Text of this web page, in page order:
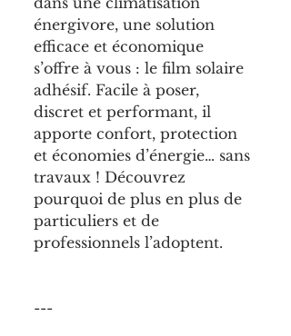
énergivore, une solution
efficace et économique
s’offre à vous : le film solaire
adhésif. Facile à poser,
discret et performant, il
apporte confort, protection
et économies d’énergie… sans
travaux ! Découvrez
pourquoi de plus en plus de
particuliers et de
professionnels l’adoptent.
---